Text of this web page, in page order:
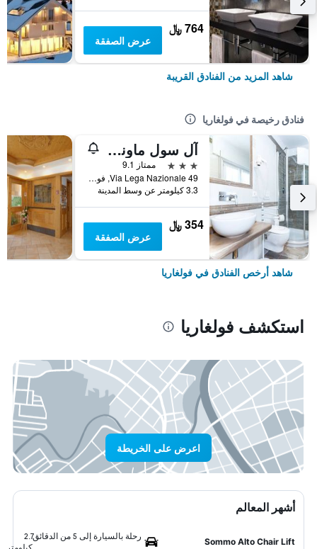
764 ﷼
عرض الصفقة
شاهد المزيد من الفنادق القريبة
فنادق رخيصة في فولغاريا
آل سول ماونتن شيك
3 نجوم
ممتاز 9.1
Via Lega Nazionale 49, فولغاريا, مقاطعة ترينتو, إيطاليا
3.3 كيلومتر عن وسط المدينة
354 ﷼
عرض الصفقة
شاهد أرخص الفنادق في فولغاريا
استكشف فولغاريا
اعرض على الخريطة
أشهر المعالم
Sommo Alto Chair Lift
رحلة بالسيارة إلى 5 من الدقائق
2.7